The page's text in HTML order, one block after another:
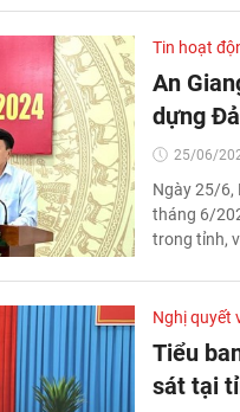
Tin hoạt
An
dựng
25/06/
Ngày 25/6,
tháng 6/
trong tỉnh,
Nghị quyết
Tiểu
sát tại